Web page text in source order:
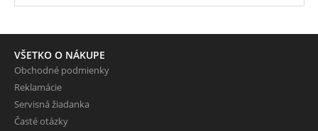
VŠETKO O NÁKUPE
Obchodné podmienky
Reklamácie
Servisná žiadanka
Časté otázky